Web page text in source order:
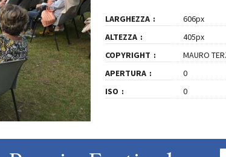
LARGHEZZA
606px
ALTEZZA
405px
COPYRIGHT
MAURO
APERTURA
0
ISO
0